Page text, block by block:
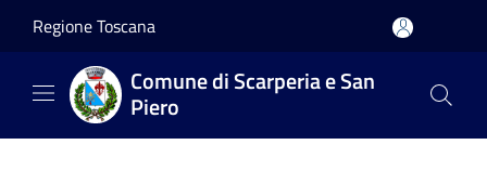
Regione Toscana
Comune di Scarperia e San
Piero